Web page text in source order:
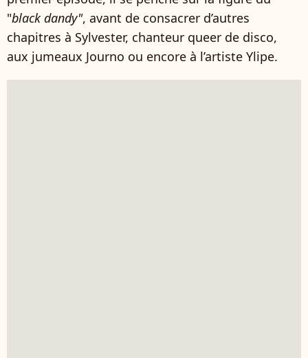
"black dandy", avant de consacrer d’autres
chapitres à Sylvester, chanteur queer de disco,
aux jumeaux Journo ou encore à l’artiste Ylipe.